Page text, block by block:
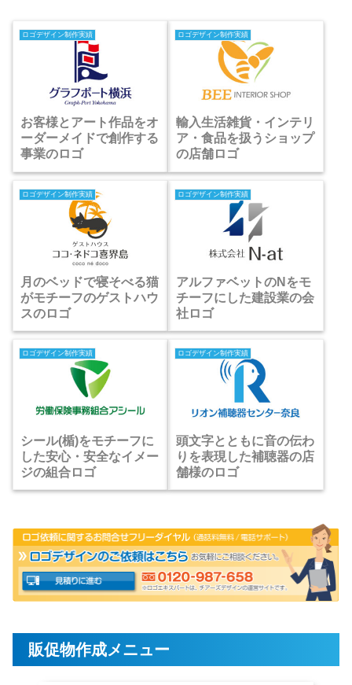
ロゴデザイン制作実績
お客様とアート作品をオ
ーダーメイドで創作する
事業のロゴ
ロゴデザイン制作実績
輸入生活雑貨・インテリ
ア・食品を扱うショップ
の店舗ロゴ
ロゴデザイン制作実績
月のベッドで寝そべる猫
がモチーフのゲストハウ
スのロゴ
ロゴデザイン制作実績
アルファベットのNをモ
チーフにした建設業の会
社ロゴ
ロゴデザイン制作実績
シール(楯)をモチーフに
した安心・安全なイメー
ジの組合ロゴ
ロゴデザイン制作実績
頭文字とともに音の伝わ
りを表現した補聴器の店
舗様のロゴ
販促物作成メニュー